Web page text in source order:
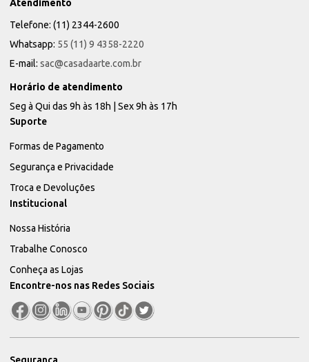
Atendimento
Telefone: (11) 2344-2600
Whatsapp: 55 (11) 9 4358-2220
E-mail: sac@casadaarte.com.br
Horário de atendimento
Seg à Qui das 9h às 18h | Sex 9h às 17h
Suporte
Formas de Pagamento
Segurança e Privacidade
Troca e Devoluções
Institucional
Nossa História
Trabalhe Conosco
Conheça as Lojas
Encontre-nos nas Redes Sociais